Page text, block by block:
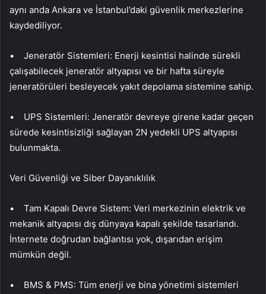
aynı anda Ankara ve İstanbul’daki güvenlik merkezlerine
kaydediliyor.
• Jeneratör Sistemleri: Enerji kesintisi halinde sürekli
çalışabilecek jeneratör altyapısı ve bir hafta süreyle
jeneratörüleri besleyecek yakıt depolama sistemine sahip.
• UPS Sistemleri: Jeneratör devreye girene kadar geçen
sürede kesintisizliği sağlayan 2N yedekli UPS altyapısı
bulunmakta.
Veri Güvenliği ve Siber Dayanıklılık
• Tam Kapalı Devre Sistem: Veri merkezinin elektrik ve
mekanik altyapısı dış dünyaya kapalı şekilde tasarlandı.
İnternete doğrudan bağlantısı yok, dışarıdan erişim
mümkün değil.
• BMS & PMS: Tüm enerji ve bina yönetimi sistemleri